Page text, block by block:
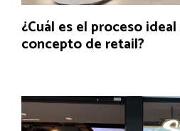
¿Cuál es el proceso
concepto de retail?